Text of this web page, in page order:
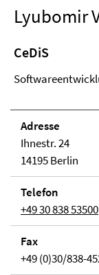
Lyubomir
CeDiS
Adresse
Ihnestr. 24
14195 Berlin
Telefon
+49 30 838 53500
Fax
+49 (0)30/838-